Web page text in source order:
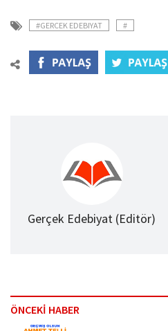
#GERCEK EDEBIYAT #
Gerçek Edebiyat (Editör)
ÖNCEKİ HABER